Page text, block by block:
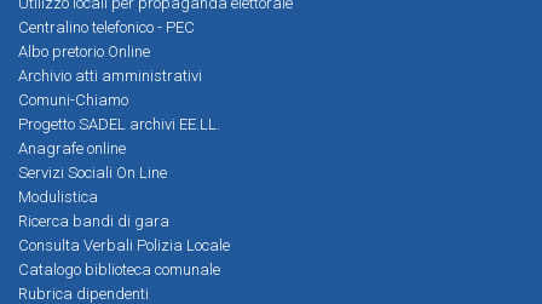
Centralino telefonico - PEC
Albo pretorio Online
Archivio atti amministrativi
Comuni-Chiamo
Progetto SADEL archivi EE.LL.
Anagrafe online
Servizi Sociali On Line
Modulistica
Ricerca bandi di gara
Consulta Verbali Polizia Locale
Catalogo biblioteca comunale
Rubrica dipendenti